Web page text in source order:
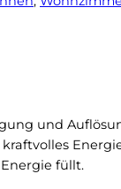
und
füllt.